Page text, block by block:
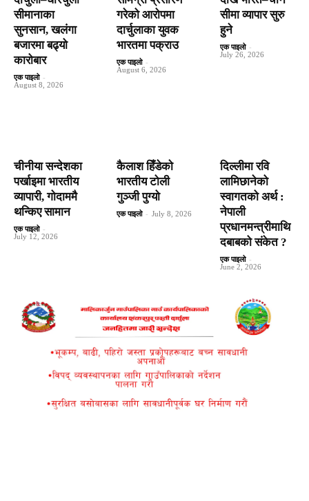
सीमानाका
सुनसान, खलंगा
बजारमा बढ्यो
कारोबार
एक पाइलो -
August 8, 2026
गरेको आरोपमा
दार्चुलाका युवक
भारतमा पक्राउ
एक पाइलो -
August 6, 2026
सीमा व्यापार सुरु
हुने
एक पाइलो -
July 26, 2026
चीनीया सन्देशका
पर्खाइमा भारतीय
व्यापारी, गोदाममै
थन्किए सामान
एक पाइलो -
July 12, 2026
कैलाश हिँडेकाे
भारतीय टोली
गुञ्जी पुग्यो
एक पाइलो - July 8, 2026
दिल्लीमा रवि
लामिछानेको
स्वागतको अर्थ :
नेपाली
प्रधानमन्त्रीमाथि
दबाबको संकेत ?
एक पाइलो -
June 2, 2026